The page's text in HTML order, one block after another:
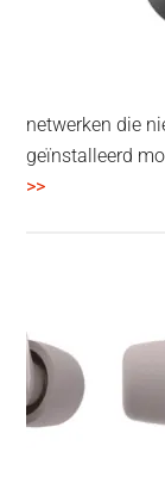
netwerken die
geïnstalleerd
>>overBelkin
draadloos
presenteren
zonder
Wi-